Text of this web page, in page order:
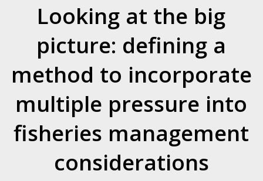
Looking at the big
picture: defining a
method to incorporate
multiple pressure into
fisheries management
considerations